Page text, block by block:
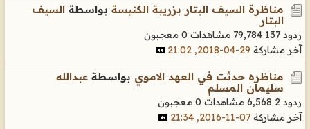
مناظرة السيف البتار بزريبة الكنيسة بواسطة السيف
البتار
ردود 137 79,784 مشاهدات
0 معجبون
آخر مشاركة 29-04-2018, 21:02
مناظره حدثت في العهد الاموي بواسطة عبدالله
سليمان المسلم
ردود 2 6,568 مشاهدات
0 معجبون
آخر مشاركة 07-11-2016, 21:34